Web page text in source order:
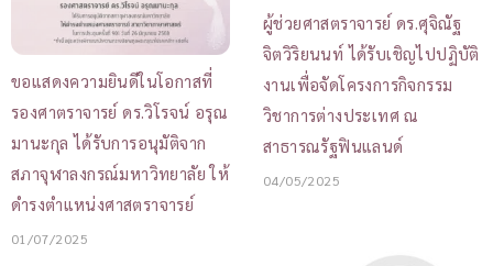
ขอแสดงความยินดีในโอกาสที่
รองศาตราจารย์ ดร.วิโรจน์ อรุณ
มานะกุล ได้รับการอนุมัติจาก
สภาจุฬาลงกรณ์มหาวิทยาลัย ให้
ดำรงตำแหน่งศาสตราจารย์
01/07/2025
ผู้ช่วยศาสตราจารย์ ดร.ศุจิณัฐ
จิตวิริยนนท์ ได้รับเชิญไปปฏิบัติ
งานเพื่อจัดโครงการกิจกรรม
วิชาการต่างประเทศ ณ
สาธารณรัฐฟินแลนด์
04/05/2025